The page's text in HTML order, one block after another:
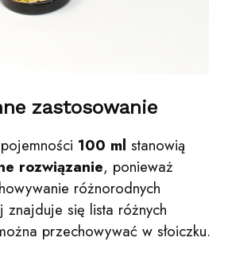
zastosowanie
100 ml stanowią
rozwiązanie, ponieważ
różnorodnych
znajduje się lista różnych
przechowywać w słoiczku.